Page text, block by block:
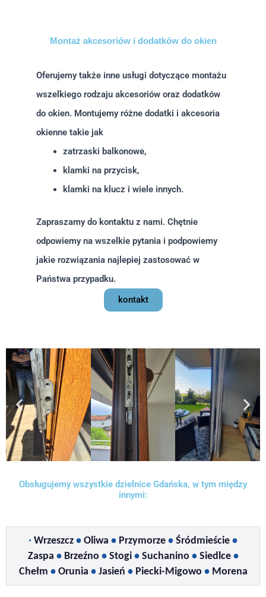
Montaż akcesoriów i dodatków do okien
Oferujemy także inne usługi dotyczące montażu
wszelkiego rodzaju akcesoriów oraz dodatków
do okien. Montujemy różne dodatki i akcesoria
okienne takie jak
zatrzaski balkonowe,
klamki na przycisk,
klamki na klucz i wiele innych.
Zapraszamy do kontaktu z nami. Chętnie
odpowiemy na wszelkie pytania i podpowiemy
jakie rozwiązania najlepiej zastosować w
Państwa przypadku.
kontakt
Obsługujemy wszystkie dzielnice Gdańska, w tym między
innymi:
• Wrzeszcz • Oliwa • Przymorze • Śródmieście •
Zaspa • Brzeźno • Stogi • Suchanino • Siedlce •
Chełm • Orunia • Jasień • Piecki-Migowo • Morena